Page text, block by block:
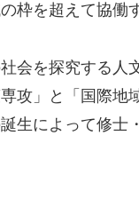
枠を超えて協働
会を探究する人
攻」と「国際地
生によって修士